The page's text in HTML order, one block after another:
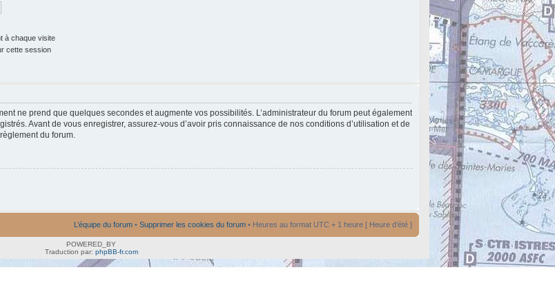
à chaque visite
cette session
ne prend que quelques secondes et augmente vos possibilités. L’administrateur du forum peut également
Avant de vous enregistrer, assurez-vous d’avoir pris connaissance de nos conditions d’utilisation et de
du forum.
L’équipe du forum • Supprimer les cookies du forum • Heures au format UTC + 1 heure [ Heure d’été ]
POWERED_BY
Traduction par: phpBB-fr.com